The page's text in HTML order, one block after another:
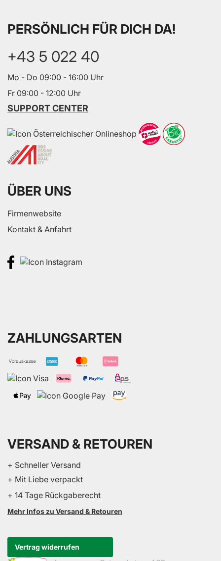
PERSÖNLICH FÜR DICH DA!
+43 5 022 40
Mo - Do 09:00 - 16:00 Uhr
Fr 09:00 - 12:00 Uhr
SUPPORT CENTER
ÜBER UNS
Firmenwebsite
Kontakt & Anfahrt
ZAHLUNGSARTEN
VERSAND & RETOUREN
+ Schneller Versand
+ Mit Liebe verpackt
+ 14 Tage Rückgaberecht
Mehr Infos zu Versand & Retouren
Vertrag widerrufen